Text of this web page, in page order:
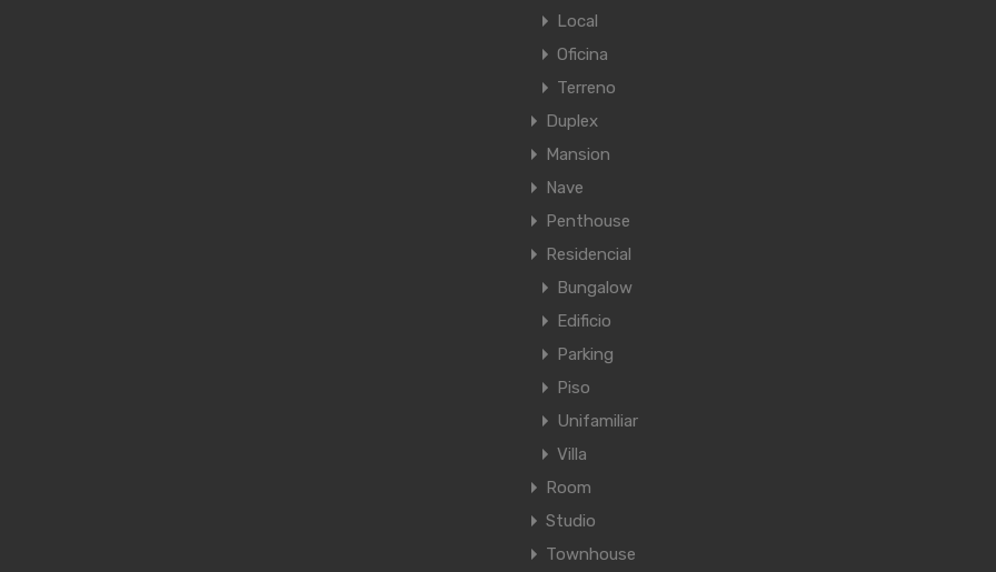
Local
Oficina
Terreno
Duplex
Mansion
Nave
Penthouse
Residencial
Bungalow
Edificio
Parking
Piso
Unifamiliar
Villa
Room
Studio
Townhouse